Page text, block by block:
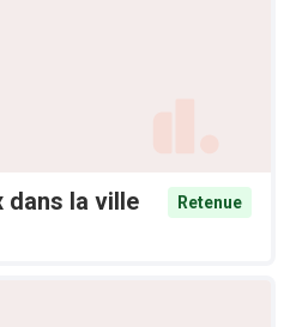
dans la ville
Retenue